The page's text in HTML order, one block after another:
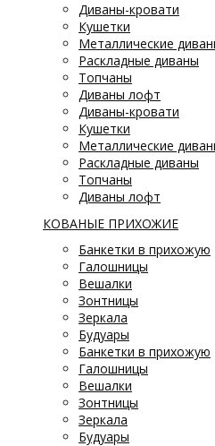
Диваны-кровати
Кушетки
Металлические
Раскладные диваны
Топчаны
Диваны лофт
Диваны-кровати
Кушетки
Металлические
Раскладные диваны
Топчаны
Диваны лофт
КОВАНЫЕ ПРИХОЖИЕ
Банкетки в прихожую
Галошницы
Вешалки
Зонтницы
Зеркала
Будуары
Банкетки в прихожую
Галошницы
Вешалки
Зонтницы
Зеркала
Будуары